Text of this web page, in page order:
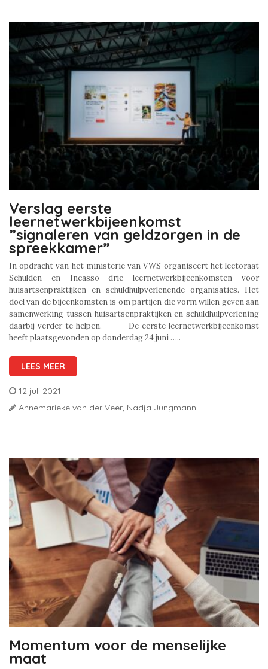
Verslag eerste
leernetwerkbijeenkomst
”signaleren van geldzorgen in de
spreekkamer”
In opdracht van het ministerie van VWS organiseert het lectoraat
Schulden en Incasso drie leernetwerkbijeenkomsten voor
huisartsenpraktijken en schuldhulpverlenende organisaties. Het
doel van de bijeenkomsten is om partijen die vorm willen geven aan
samenwerking tussen huisartsenpraktijken en schuldhulpverlening
daarbij verder te helpen. De eerste leernetwerkbijeenkomst
heeft plaatsgevonden op donderdag 24 juni …..
LEES MEER
12 juli 2021
Annemarieke van der Veer, Nadja Jungmann
Momentum voor de menselijke
maat